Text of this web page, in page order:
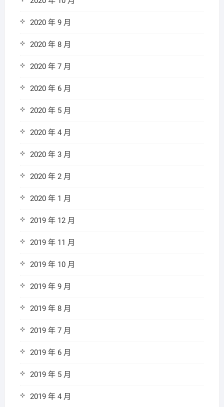
2020 年 9 月
2020 年 8 月
2020 年 7 月
2020 年 6 月
2020 年 5 月
2020 年 4 月
2020 年 3 月
2020 年 2 月
2020 年 1 月
2019 年 12 月
2019 年 11 月
2019 年 10 月
2019 年 9 月
2019 年 8 月
2019 年 7 月
2019 年 6 月
2019 年 5 月
2019 年 4 月